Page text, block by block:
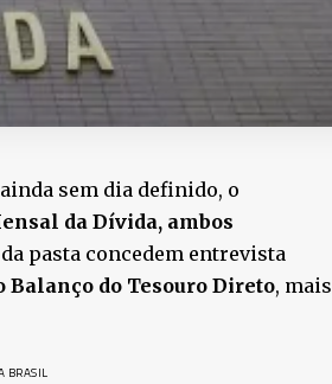
sem dia definido, o
da Dívida, ambos
pasta concedem entrevista
Balanço do Tesouro Direto, mais
BRASIL